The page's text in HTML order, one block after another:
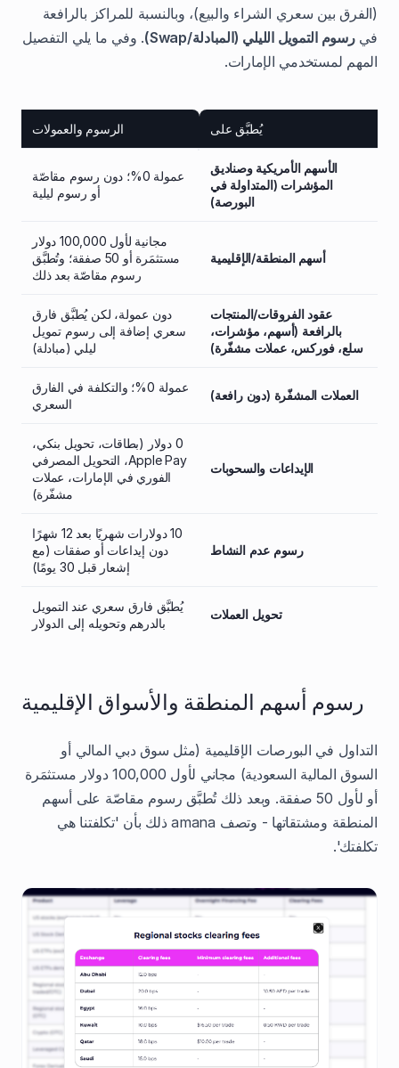
(الفرق بين سعري الشراء والبيع)، وبالنسبة للمراكز بالرافعة
فيرسوم التمويل الليلي (المبادلة/Swap)
. وفي ما يلي التفصيل
المهم لمستخدمي الإمارات.
يُطبَّق على الرسوم والعمولات
الأسهم الأمريكية وصناديق
المؤشرات (المتداولة في
البورصة)
عمولة 0%؛ دون رسوم مقاصّة
أو رسوم ليلية
أسهم المنطقة/الإقليمية
مجانية لأول 100,000 دولار
مستثمَرة أو 50 صفقة؛ وتُطبَّق
رسوم مقاصّة بعد ذلك
عقود الفروقات/المنتجات
بالرافعة (أسهم، مؤشرات،
سلع، فوركس، عملات مشفّرة)
دون عمولة، لكن يُطبَّق فارق
سعري إضافة إلى رسوم تمويل
ليلي (مبادلة)
العملات المشفّرة (دون رافعة)
عمولة 0%؛ والتكلفة في الفارق
السعري
الإيداعات والسحوبات
0 دولار (بطاقات، تحويل بنكي،
Apple Pay، التحويل المصرفي
الفوري في الإمارات، عملات
مشفّرة)
رسوم عدم النشاط
10 دولارات شهريًا بعد 12 شهرًا
دون إيداعات أو صفقات (مع
إشعار قبل 30 يومًا)
تحويل العملات
يُطبَّق فارق سعري عند التمويل
بالدرهم وتحويله إلى الدولار
رسوم أسهم المنطقة والأسواق الإقليمية
التداول في البورصات الإقليمية (مثل سوق دبي المالي أو
السوق المالية السعودية) مجاني لأول 100,000 دولار مستثمَرة
أو لأول 50 صفقة. وبعد ذلك تُطبَّق رسوم مقاصّة على أسهم
المنطقة ومشتقاتها - وتصف amana ذلك بأن 'تكلفتنا هي
تكلفتك'.